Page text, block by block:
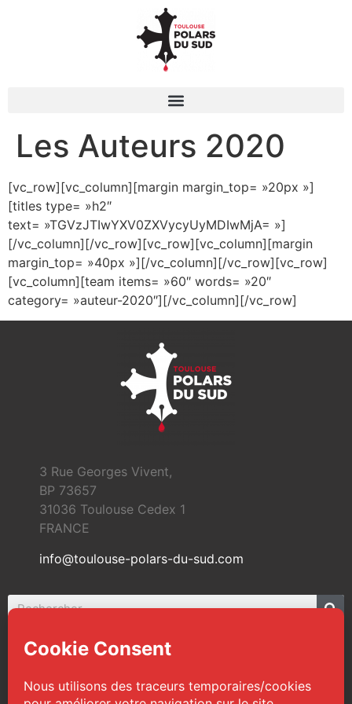
Les Auteurs 2020
[vc_row][vc_column][margin margin_top= »20px »]
[titles type= »h2″
text= »TGVzJTIwYXV0ZXVycyUyMDIwMjA= »]
[/vc_column][/vc_row][vc_row][vc_column][margin
margin_top= »40px »][/vc_column][/vc_row][vc_row]
[vc_column][team items= »60″ words= »20″
category= »auteur-2020″][/vc_column][/vc_row]
3 Rue Georges Vivent,
BP 73657
31036 Toulouse Cedex 1
FRANCE
info@toulouse-polars-du-sud.com
© 2026 Toulouse Polars du Sud | Tous droits